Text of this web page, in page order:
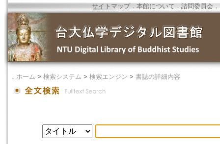
サイトマップ．本館について ． 諮問委員会 ．
． ホーム > 検索システム > 検索エンジン > 書誌の詳細内容